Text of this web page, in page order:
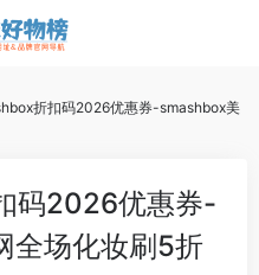
折扣码2026优惠券-smashbox美
码2026优惠券-
全场化妆刷5折